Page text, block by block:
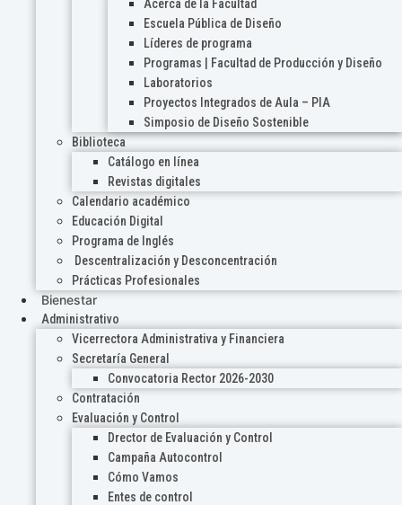
Acerca de la Facultad
Escuela Pública de Diseño
Líderes de programa
Programas | Facultad de Producción y Diseño
Laboratorios
Proyectos Integrados de Aula – PIA
Simposio de Diseño Sostenible
Biblioteca
Catálogo en línea
Revistas digitales
Calendario académico
Educación Digital
Programa de Inglés
Descentralización y Desconcentración
Prácticas Profesionales
Bienestar
Administrativo
Vicerrectora Administrativa y Financiera
Secretaría General
Convocatoria Rector 2026-2030
Contratación
Evaluación y Control
Drector de Evaluación y Control
Campaña Autocontrol
Cómo Vamos
Entes de control